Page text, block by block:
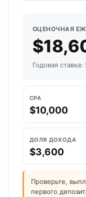
ОЦЕНОЧНАЯ
Годовая
CPA
$10,000
ДОЛЯ ДОХОДА
$3,600
Проверьте,
первого